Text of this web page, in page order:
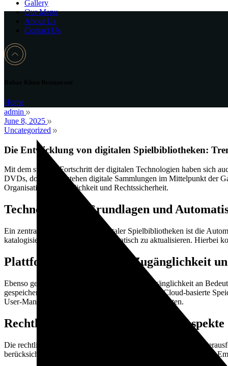
Gallery
Our Menu
About Us
Contact Us
Home
admin
June 8, 2025
Uncategorized
Die Entwicklung von digitalen Spielbibliotheken:
Mit dem stetigen Fortschritt der digitalen Technologien haben sich
DVDs, doch heute stehen digitale Sammlungen im Mittelpunkt der
Organisation, Zugänglichkeit und Rechtssicherheit.
Technologische Grundlagen und
Ein zentraler Trend innerhalb digitaler Spielbibliotheken ist die
katalogisieren und Metadaten automatisch zu aktualisieren.
Plattformübergreifende Zugänglichkeit
Ebenso gewinnt die plattformübergreifende Zugänglichkeit an
gespeicherten Fortschritte hinnehmen zu müssen. Cloud-basierte
User-Management-Tools und Synchronisationsdiensten.
Rechtliche und urheberrechtliche Aspekte
Die rechtlichen Rahmenbedingungen stellen eine bedeutende
berücksichtigt werden müssen. Insbesondere bei der Nutzung von